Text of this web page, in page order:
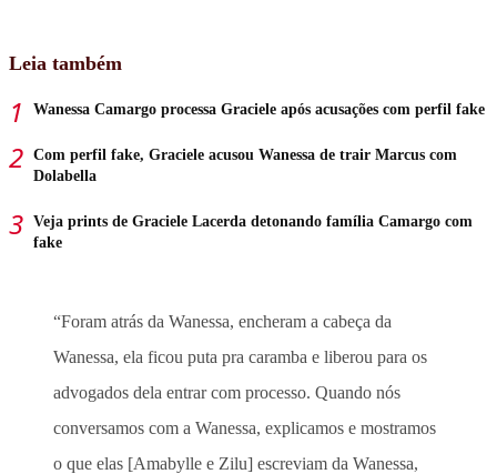
Leia também
Wanessa Camargo processa Graciele após acusações com perfil fake
Com perfil fake, Graciele acusou Wanessa de trair Marcus com
Dolabella
Veja prints de Graciele Lacerda detonando família Camargo com
fake
“Foram atrás da Wanessa, encheram a cabeça da
Wanessa, ela ficou puta pra caramba e liberou para os
advogados dela entrar com processo. Quando nós
conversamos com a Wanessa, explicamos e mostramos
o que elas [Amabylle e Zilu] escreviam da Wanessa,